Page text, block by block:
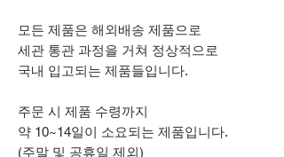
모든 제품은 해외배송 제품으로
세관 통관 과정을 거쳐 정상적으로
국내 입고되는 제품들입니다.
주문 시 제품 수령까지
약 10~14일이 소요되는 제품입니다.
(주말 및 공휴일 제외)